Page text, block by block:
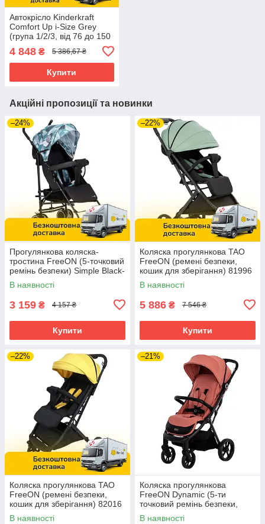
Автокрісло Kinderkraft
Comfort Up i-Size Grey
(група 1/2/3, від 76 до 150
4 848 ₴ 5 386,67 ₴
Купити
Акційні пропозиції та новинки
–24%
Прогулянкова коляска-
тростина FreeON (5-точковий
ремінь безпеки) Simple Black-
Blue 8556 Чорно-блакитна
В наявності
3 159 ₴ 4 157 ₴
Купити
–22%
Коляска прогулянкова TAO
FreeON (ремені безпеки,
кошик для зберігання) 81996
Зелена
В наявності
5 886 ₴ 7 546 ₴
Купити
–22%
Коляска прогулянкова TAO
FreeON (ремені безпеки,
кошик для зберігання) 82016
Жовтий
В наявності
–21%
Коляска прогулянкова
FreeON Dynamic (5-ти
точковий ремінь безпеки,
регул. підніжка) Рожева
В наявності